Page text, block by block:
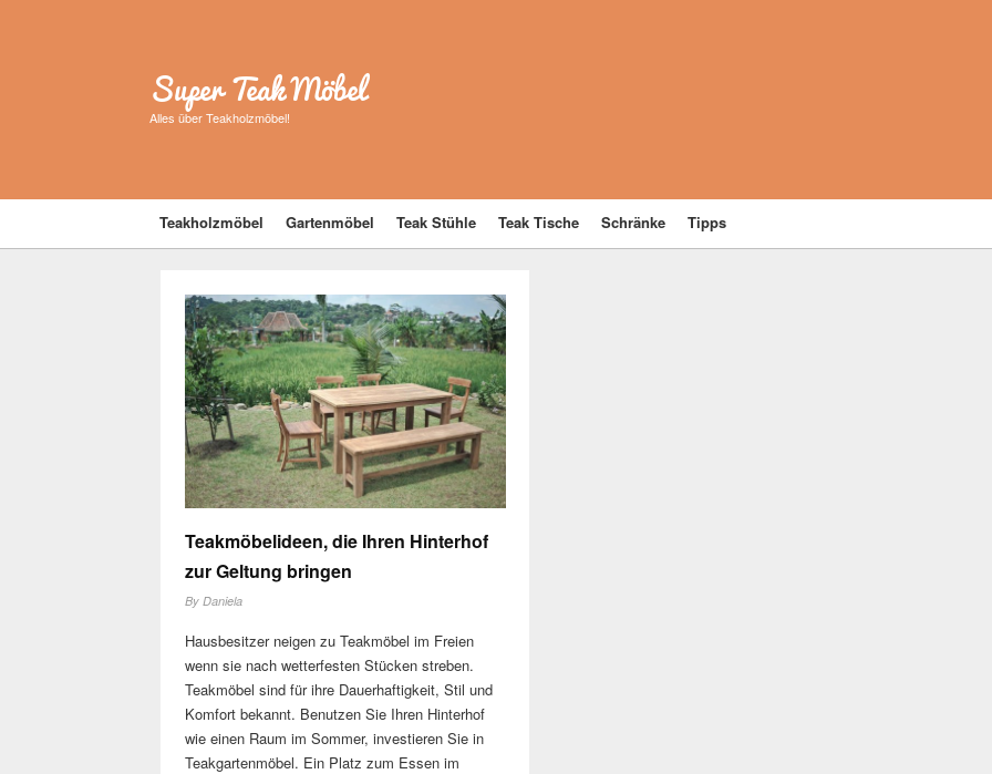
Super Teak Möbel
Alles über Teakholzmöbel!
Teakholzmöbel Gartenmöbel Teak Stühle Teak Tische Schränke Tipps
Teakmöbelideen, die Ihren Hinterhof
zur Geltung bringen
By Daniela
Hausbesitzer neigen zu Teakmöbel im Freien
wenn sie nach wetterfesten Stücken streben.
Teakmöbel sind für ihre Dauerhaftigkeit, Stil und
Komfort bekannt. Benutzen Sie Ihren Hinterhof
wie einen Raum im Sommer, investieren Sie in
Teakgartenmöbel. Ein Platz zum Essen im